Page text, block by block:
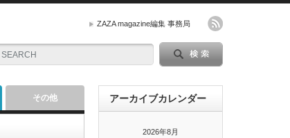
ZAZA magazine編集 事務局
その他 アーカイブカレンダー
2026年8月